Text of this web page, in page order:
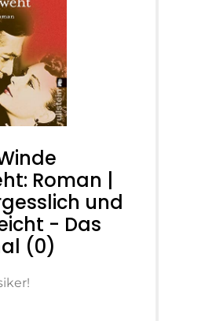
Roman |
und
- Das
(0)